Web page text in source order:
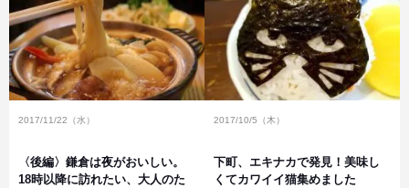
2017/11/22（水）
〈後編〉鎌倉は夜がおいしい。
18時以降に訪れたい、大人のた
2017/10/5（木）
下町、エキナカで発見！美味し
くてカワイイ猫集めました